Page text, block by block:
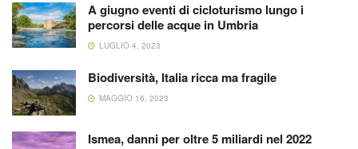
A giugno eventi di cicloturismo lungo i
percorsi delle acque in Umbria
LUGLIO 4, 2023
Biodiversità, Italia ricca ma fragile
MAGGIO 16, 2023
Ismea, danni per oltre 5 miliardi nel 2022